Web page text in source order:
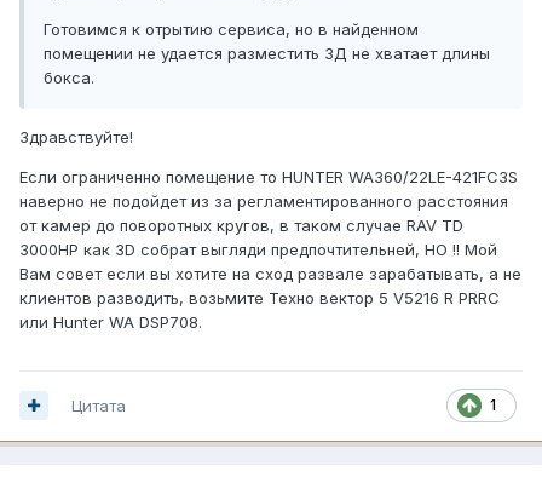
Готовимся к отрытию сервиса, но в найденном
помещении не удается разместить 3Д не хватает длины
бокса.
Здравствуйте!
Если ограниченно помещение то HUNTER WA360/22LE-421FC3S
наверно не подойдет из за регламентированного расстояния
от камер до поворотных кругов, в таком случае RAV TD
3000HP как 3D собрат выгляди предпочтительней, НО !! Мой
Вам совет если вы хотите на сход развале зарабатывать, а не
клиентов разводить, возьмите Техно вектор 5 V5216 R PRRC
или Hunter WA DSP708.
1
Цитата